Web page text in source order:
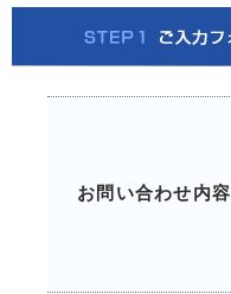
お問い合わせ内容